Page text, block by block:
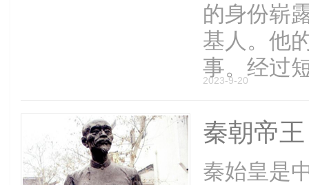
的身份崭
基人。他
事。经过
2023-9-20
秦朝帝
秦始皇是